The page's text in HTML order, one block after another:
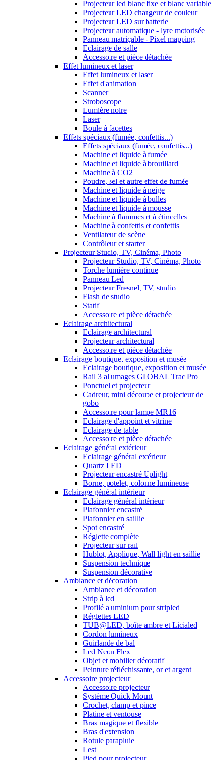
Projecteur led blanc fixe et blanc variable
Projecteur LED changeur de couleur
Projecteur LED sur batterie
Projecteur automatique - lyre motorisée
Panneau matriçable - Pixel mapping
Eclairage de salle
Accessoire et pièce détachée
Effet lumineux et laser
Effet lumineux et laser
Effet d'animation
Scanner
Stroboscope
Lumière noire
Laser
Boule à facettes
Effets spéciaux (fumée, confettis...)
Effets spéciaux (fumée, confettis...)
Machine et liquide à fumée
Machine et liquide à brouillard
Machine à CO2
Poudre, sel et autre effet de fumée
Machine et liquide à neige
Machine et liquide à bulles
Machine et liquide à mousse
Machine à flammes et à étincelles
Machine à confettis et confettis
Ventilateur de scène
Contrôleur et starter
Projecteur Studio, TV, Cinéma, Photo
Projecteur Studio, TV, Cinéma, Photo
Torche lumière continue
Panneau Led
Projecteur Fresnel, TV, studio
Flash de studio
Statif
Accessoire et pièce détachée
Eclairage architectural
Eclairage architectural
Projecteur architectural
Accessoire et pièce détachée
Eclairage boutique, exposition et musée
Eclairage boutique, exposition et musée
Rail 3 allumages GLOBAL Trac Pro
Ponctuel et projecteur
Cadreur, mini découpe et projecteur de
gobo
Accessoire pour lampe MR16
Eclairage d'appoint et vitrine
Eclairage de table
Accessoire et pièce détachée
Eclairage général extérieur
Eclairage général extérieur
Quartz LED
Projecteur encastré Uplight
Borne, potelet, colonne lumineuse
Eclairage général intérieur
Eclairage général intérieur
Plafonnier encastré
Plafonnier en saillie
Spot encastré
Réglette complète
Projecteur sur rail
Hublot, Applique, Wall light en saillie
Suspension technique
Suspension décorative
Ambiance et décoration
Ambiance et décoration
Strip à led
Profilé aluminium pour stripled
Réglettes LED
TUB@LED, boîte ambre et Licialed
Cordon lumineux
Guirlande de bal
Led Neon Flex
Objet et mobilier décoratif
Peinture réfléchissante, or et argent
Accessoire projecteur
Accessoire projecteur
Système Quick Mount
Crochet, clamp et pince
Platine et ventouse
Bras magique et flexible
Bras d'extension
Rotule parapluie
Lest
Pied pour projecteur